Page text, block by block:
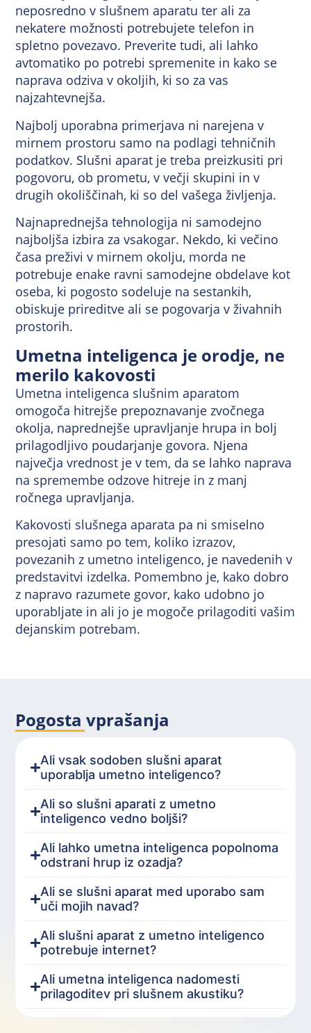
neposredno v slušnem aparatu ter ali za
nekatere možnosti potrebujete telefon in
spletno povezavo. Preverite tudi, ali lahko
avtomatiko po potrebi spremenite in kako se
naprava odziva v okoljih, ki so za vas
najzahtevnejša.
Najbolj uporabna primerjava ni narejena v
mirnem prostoru samo na podlagi tehničnih
podatkov. Slušni aparat je treba preizkusiti pri
pogovoru, ob prometu, v večji skupini in v
drugih okoliščinah, ki so del vašega življenja.
Najnaprednejša tehnologija ni samodejno
najboljša izbira za vsakogar. Nekdo, ki večino
časa preživi v mirnem okolju, morda ne
potrebuje enake ravni samodejne obdelave kot
oseba, ki pogosto sodeluje na sestankih,
obiskuje prireditve ali se pogovarja v živahnih
prostorih.
Umetna inteligenca je orodje, ne
merilo kakovosti
Umetna inteligenca slušnim aparatom
omogoča hitrejše prepoznavanje zvočnega
okolja, naprednejše upravljanje hrupa in bolj
prilagodljivo poudarjanje govora. Njena
največja vrednost je v tem, da se lahko naprava
na spremembe odzove hitreje in z manj
ročnega upravljanja.
Kakovosti slušnega aparata pa ni smiselno
presojati samo po tem, koliko izrazov,
povezanih z umetno inteligenco, je navedenih v
predstavitvi izdelka. Pomembno je, kako dobro
z napravo razumete govor, kako udobno jo
uporabljate in ali jo je mogoče prilagoditi vašim
dejanskim potrebam.
Pogosta vprašanja
Ali vsak sodoben slušni aparat
uporablja umetno inteligenco?
Ali so slušni aparati z umetno
inteligenco vedno boljši?
Ali lahko umetna inteligenca popolnoma
odstrani hrup iz ozadja?
Ali se slušni aparat med uporabo sam
uči mojih navad?
Ali slušni aparat z umetno inteligenco
potrebuje internet?
Ali umetna inteligenca nadomesti
prilagoditev pri slušnem akustiku?